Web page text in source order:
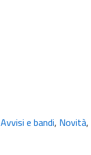
Avvisi e bandi, Novità,